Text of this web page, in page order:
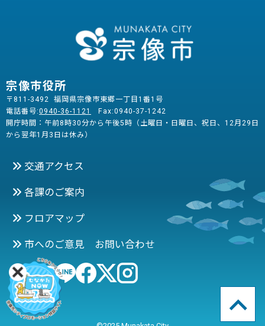
宗像市役所
〒811-3492 福岡県宗像市東郷一丁目1番1号
電話番号:0940-36-1121
Fax:0940-37-1242
開庁時間：午前8時30分から午後5時（土曜日・日曜日、祝日、12月29日
から翌年1月3日は休み）
交通アクセス
各課のご案内
フロアマップ
市へのご意見 お問い合わせ